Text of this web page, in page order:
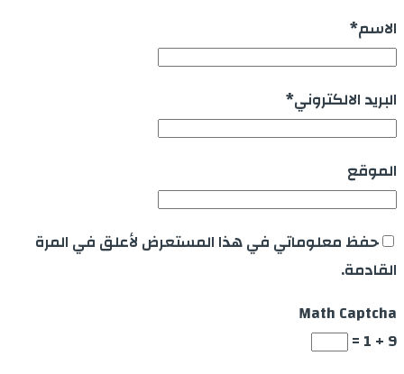
الاسم*
البريد الالكتروني*
الموقع
حفظ معلوماتي في هذا المستعرض لأعلق في المرة
القادمة.
Math Captcha
9 + 1 =